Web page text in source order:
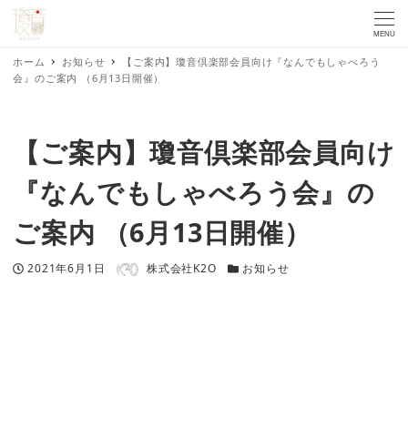
MENU
ホーム お知らせ
【ご案内】瓊音倶楽部会員向け『なんでもしゃべろう
会』のご案内 （6月13日開催）
【ご案内】瓊音倶楽部会員向け
『なんでもしゃべろう会』の
ご案内 （6月13日開催）
投稿日
2021年6月1日 著者 株式会社K2O カテゴリー
お知らせ